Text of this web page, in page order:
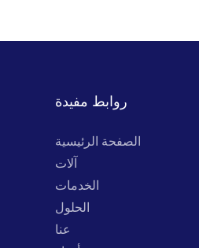
روابط مفيدة
الصفحة الرئيسية
آلات
الخدمات
الحلول
عنا